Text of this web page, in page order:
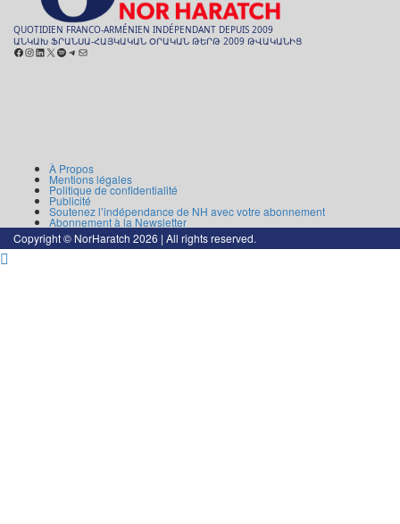
QUOTIDIEN FRANCO-ARMÉNIEN INDÉPENDANT DEPUIS 2009
ԱՆԿԱԽ ՖՐԱՆՍԱ-ՀԱՅԿԱԿԱՆ ՕՐԱԿԱՆ ԹԵՐԹ 2009 ԹՎԱԿԱՆԻՑ
Facebook
Instagram
LinkedIn
X Spotify
Telegram
E-
À Propos
Mentions légales
Politique de confidentialité
Publicité
Soutenez l’indépendance de NH avec votre abonnement
Abonnement à la Newsletter
Copyright © NorHaratch 2026 | All rights reserved.